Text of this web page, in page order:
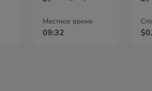
Местное время
09:32